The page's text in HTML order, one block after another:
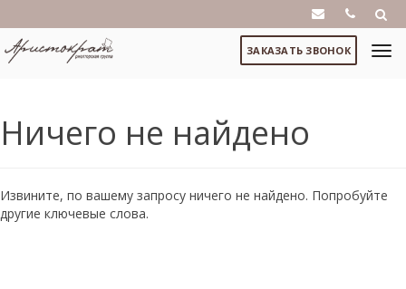
ЗАКАЗАТЬ ЗВОНОК
Ничего не найдено
Извините, по вашему запросу ничего не найдено. Попробуйте
другие ключевые слова.